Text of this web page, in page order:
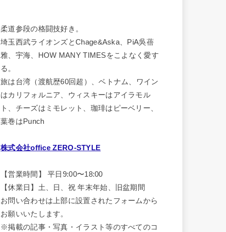
柔道参段の格闘技好き。
埼玉西武ライオンズとChage&Aska、PiA吳蓓
雅、宇海、HOW MANY TIMESをこよなく愛す
る。
旅は台湾（渡航歴60回超）、ベトナム、ワイン
はカリフォルニア、ウィスキーはアイラモル
ト、チーズはミモレット、珈琲はピーベリー、
葉巻はPunch
株式会社office ZERO-STYLE
【営業時間】 平日9:00〜18:00
【休業日】土、日、祝 年末年始、旧盆期間
お問い合わせは上部に設置されたフォームから
お願いいたします。
※掲載の記事・写真・イラスト等のすべてのコ